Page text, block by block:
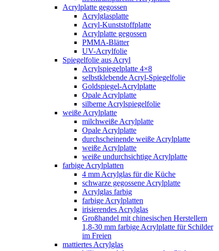
Acrylplatte gegossen
Acrylglasplatte
Acryl-Kunststoffplatte
Acrylplatte gegossen
PMMA-Blätter
UV-Acrylfolie
Spiegelfolie aus Acryl
Acrylspiegelplatte 4×8
selbstklebende Acryl-Spiegelfolie
Goldspiegel-Acrylplatte
Opale Acrylplatte
silberne Acrylspiegelfolie
weiße Acrylplatte
milchweiße Acrylplatte
Opale Acrylplatte
durchscheinende weiße Acrylplatte
weiße Acrylplatte
weiße undurchsichtige Acrylplatte
farbige Acrylplatten
4 mm Acrylglas für die Küche
schwarze gegossene Acrylplatte
Acrylglas farbig
farbige Acrylplatten
irisierendes Acrylglas
Großhandel mit chinesischen Herstellern
1,8-30 mm farbige Acrylplatte für Schilder
im Freien
mattiertes Acrylglas